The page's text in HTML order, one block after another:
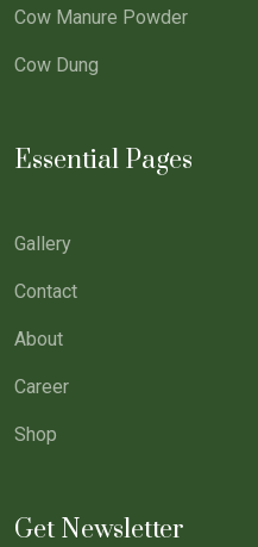
Cow Manure Powder
Cow Dung
Essential Pages
Gallery
Contact
About
Career
Shop
Get Newsletter